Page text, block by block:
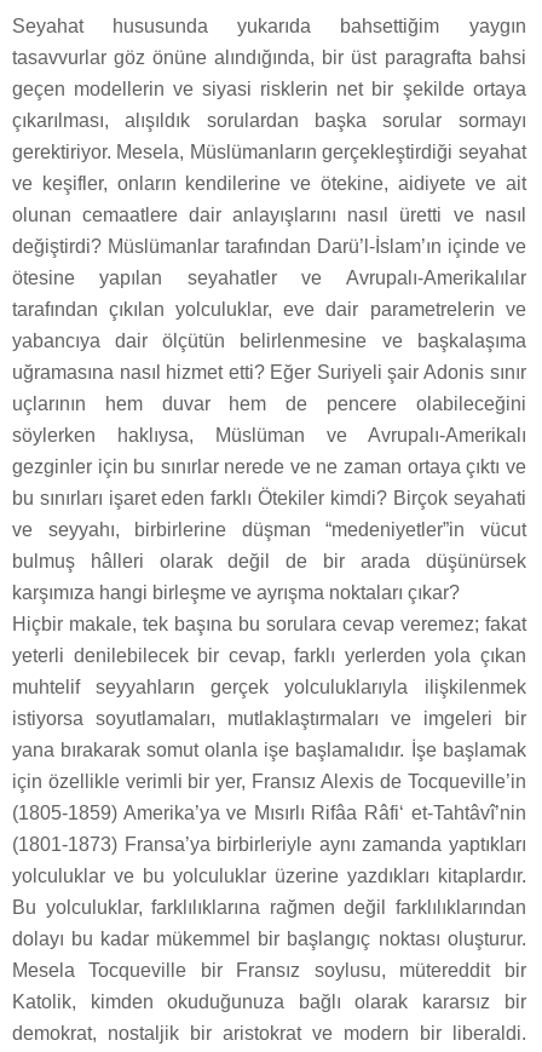
Seyahat hususunda yukarıda bahsettiğim yaygın
tasavvurlar göz önüne alındığında, bir üst paragrafta bahsi
geçen modellerin ve siyasi risklerin net bir şekilde ortaya
çıkarılması, alışıldık sorulardan başka sorular sormayı
gerektiriyor. Mesela, Müslümanların gerçekleştirdiği seyahat
ve keşifler, onların kendilerine ve ötekine, aidiyete ve ait
olunan cemaatlere dair anlayışlarını nasıl üretti ve nasıl
değiştirdi? Müslümanlar tarafından Darü’l-İslam’ın içinde ve
ötesine yapılan seyahatler ve Avrupalı-Amerikalılar
tarafından çıkılan yolculuklar, eve dair parametrelerin ve
yabancıya dair ölçütün belirlenmesine ve başkalaşıma
uğramasına nasıl hizmet etti? Eğer Suriyeli şair Adonis sınır
uçlarının hem duvar hem de pencere olabileceğini
söylerken haklıysa, Müslüman ve Avrupalı-Amerikalı
gezginler için bu sınırlar nerede ve ne zaman ortaya çıktı ve
bu sınırları işaret eden farklı Ötekiler kimdi? Birçok seyahati
ve seyyahı, birbirlerine düşman “medeniyetler”in vücut
bulmuş hâlleri olarak değil de bir arada düşünürsek
karşımıza hangi birleşme ve ayrışma noktaları çıkar?
Hiçbir makale, tek başına bu sorulara cevap veremez; fakat
yeterli denilebilecek bir cevap, farklı yerlerden yola çıkan
muhtelif seyyahların gerçek yolculuklarıyla ilişkilenmek
istiyorsa soyutlamaları, mutlaklaştırmaları ve imgeleri bir
yana bırakarak somut olanla işe başlamalıdır. İşe başlamak
için özellikle verimli bir yer, Fransız Alexis de Tocqueville’in
(1805-1859) Amerika’ya ve Mısırlı Rifâa Râfi‘ et-Tahtâvî’nin
(1801-1873) Fransa’ya birbirleriyle aynı zamanda yaptıkları
yolculuklar ve bu yolculuklar üzerine yazdıkları kitaplardır.
Bu yolculuklar, farklılıklarına rağmen değil farklılıklarından
dolayı bu kadar mükemmel bir başlangıç noktası oluşturur.
Mesela Tocqueville bir Fransız soylusu, mütereddit bir
Katolik, kimden okuduğunuza bağlı olarak kararsız bir
demokrat, nostaljik bir aristokrat ve modern bir liberaldi.